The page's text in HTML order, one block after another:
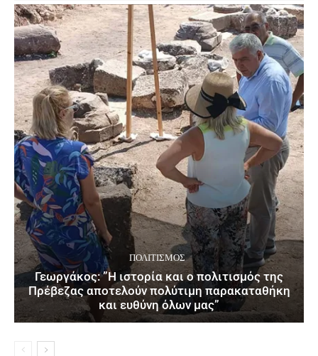
ΠΟΛΙΤΙΣΜΌΣ
Γεωργάκος: ”Η ιστορία και ο πολιτισμός της
Πρέβεζας αποτελούν πολύτιμη παρακαταθήκη
και ευθύνη όλων μας”